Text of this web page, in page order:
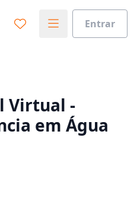
Entrar
para seus estudos
Virtual -
em Água